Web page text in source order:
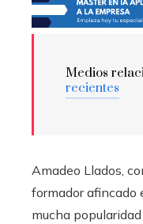
Medios
recientes
Amadeo Llados,
formador afincado
mucha